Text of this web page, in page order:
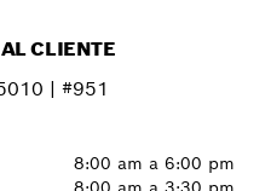
CLIENTE
| #951
8:00 am a 6:00 pm